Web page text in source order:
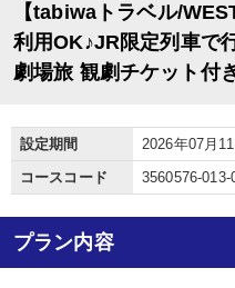
【tabiwaトラベル/
利用OK♪JR限定列車で
劇場旅 観劇チケット付
設定期間
2026年07月
コースコード
3560576-013-
プラン内容